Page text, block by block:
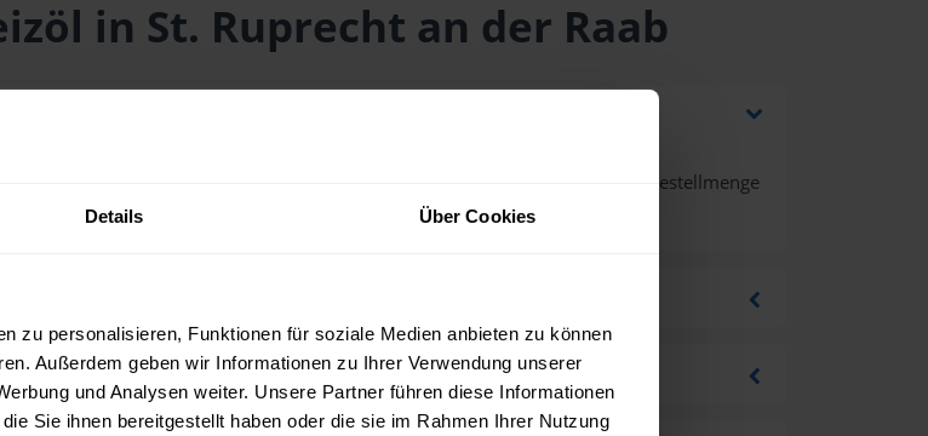
Details Über Cookies
zu personalisieren, Funktionen für soziale Medien anbieten zu können
Außerdem geben wir Informationen zu Ihrer Verwendung unserer
und Analysen weiter. Unsere Partner führen diese Informationen
Sie ihnen bereitgestellt haben oder die sie im Rahmen Ihrer Nutzung
in St. Ruprecht an der Raab
bei
inklusive Lieferung und Mehrwertsteuer bei einer Bestellmenge
Sie über unseren
Raab?